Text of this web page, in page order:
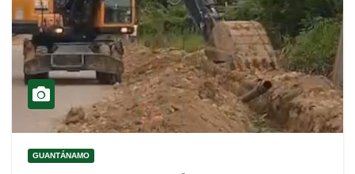
GUANTÁNAMO